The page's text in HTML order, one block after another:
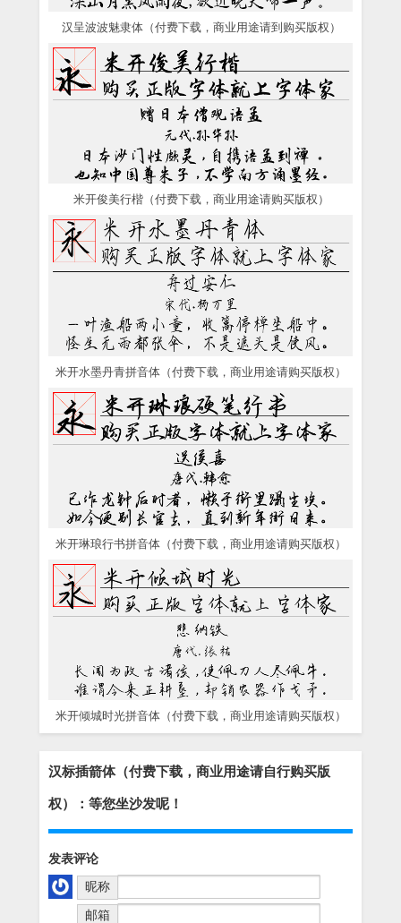
汉呈波波魅隶体（付费下载，商业用途请到购买版权）
米开俊美行楷（付费下载，商业用途请购买版权）
米开水墨丹青拼音体（付费下载，商业用途请购买版权）
米开琳琅行书拼音体（付费下载，商业用途请购买版权）
米开倾城时光拼音体（付费下载，商业用途请购买版权）
汉标插箭体（付费下载，商业用途请自行购买版
权）：等您坐沙发呢！
发表评论
昵称
邮箱